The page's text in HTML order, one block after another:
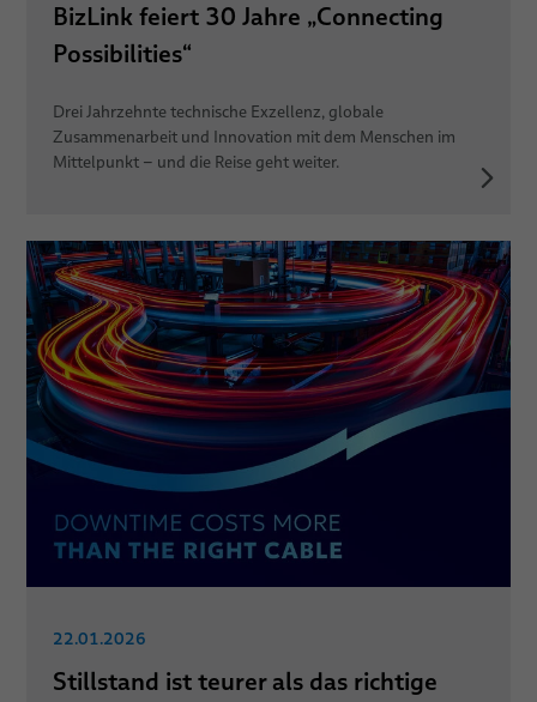
BizLink feiert 30 Jahre „Connecting
Possibilities“
Drei Jahrzehnte technische Exzellenz, globale
Zusammenarbeit und Innovation mit dem Menschen im
Mittelpunkt – und die Reise geht weiter.
22.01.2026
Stillstand ist teurer als das richtige